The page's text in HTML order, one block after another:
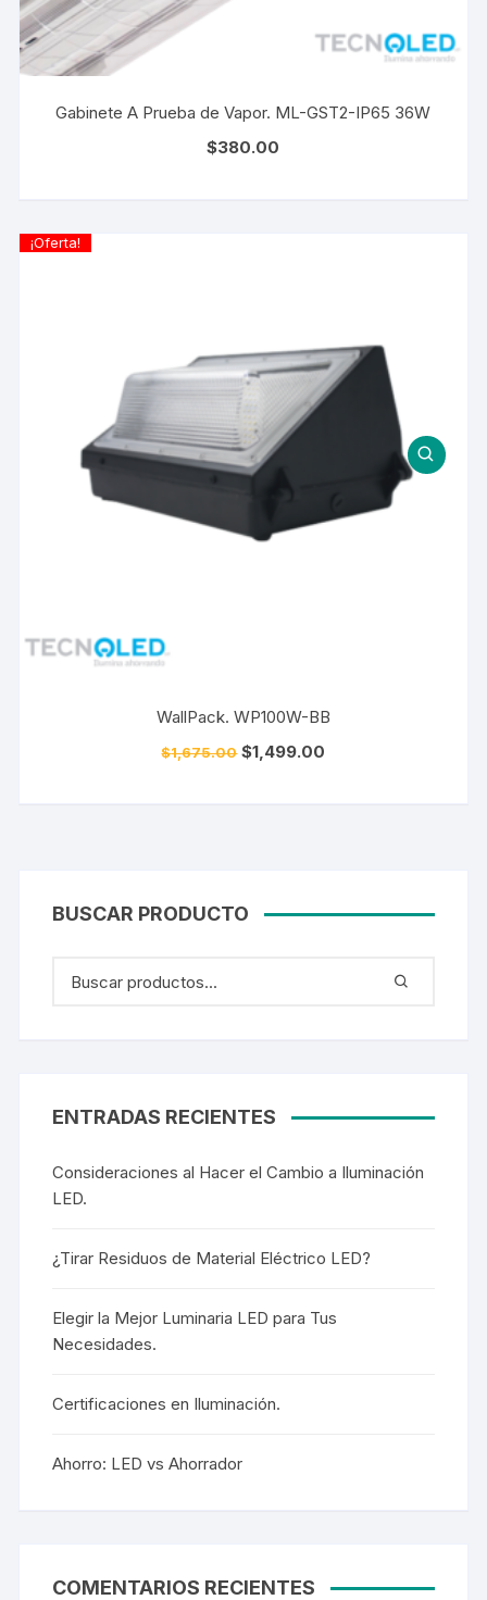
Gabinete A Prueba de Vapor. ML-GST2-IP65 36W
$380.00
¡Oferta!
WallPack. WP100W-BB
$1,675.00 $1,499.00
BUSCAR PRODUCTO
ENTRADAS RECIENTES
Consideraciones al Hacer el Cambio a Iluminación
LED.
¿Tirar Residuos de Material Eléctrico LED?
Elegir la Mejor Luminaria LED para Tus
Necesidades.
Certificaciones en Iluminación.
Ahorro: LED vs Ahorrador
COMENTARIOS RECIENTES